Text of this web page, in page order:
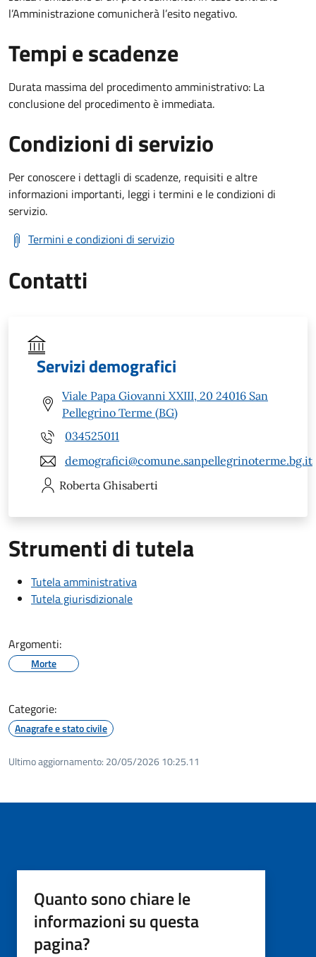
l’Amministrazione comunicherà l’esito negativo.
Tempi e scadenze
Durata massima del procedimento amministrativo: La
conclusione del procedimento è immediata.
Condizioni di servizio
Per conoscere i dettagli di scadenze, requisiti e altre
informazioni importanti, leggi i termini e le condizioni di
servizio.
Termini e condizioni di servizio
Contatti
Servizi demografici
Viale Papa Giovanni XXIII, 20 24016 San
Pellegrino Terme (BG)
034525011
demografici@comune.sanpellegrinoterme.bg.it
Roberta Ghisaberti
Strumenti di tutela
Tutela amministrativa
Tutela giurisdizionale
Argomenti:
Morte
Categorie:
Anagrafe e stato civile
Ultimo aggiornamento: 20/05/2026 10:25.11
Quanto sono chiare le
informazioni su questa
pagina?